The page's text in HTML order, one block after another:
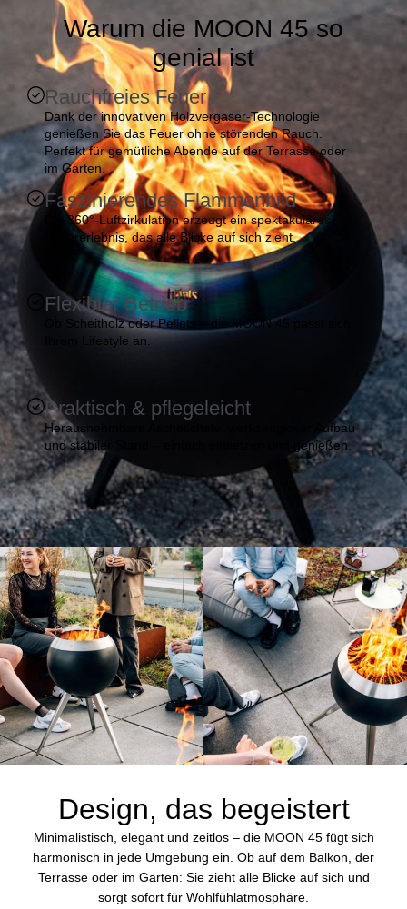
Warum die MOON 45 so
genial ist
Rauchfreies Feuer
Dank der innovativen Holzvergaser-Technologie
genießen Sie das Feuer ohne störenden Rauch.
Perfekt für gemütliche Abende auf der Terrasse oder
im Garten.
Faszinierendes Flammenbild
Die 360°-Luftzirkulation erzeugt ein spektakuläres
Feuererlebnis, das alle Blicke auf sich zieht.
Flexibler Betrieb
Ob Scheitholz oder Pellets – die MOON 45 passt sich
Ihrem Lifestyle an.
Praktisch & pflegeleicht
Herausnehmbare Ascheschale, werkzeugloser Aufbau
und stabiler Stand – einfach einsetzen und genießen.
Design, das begeistert
Minimalistisch, elegant und zeitlos – die MOON 45 fügt sich
harmonisch in jede Umgebung ein. Ob auf dem Balkon, der
Terrasse oder im Garten: Sie zieht alle Blicke auf sich und
sorgt sofort für Wohlfühlatmosphäre.